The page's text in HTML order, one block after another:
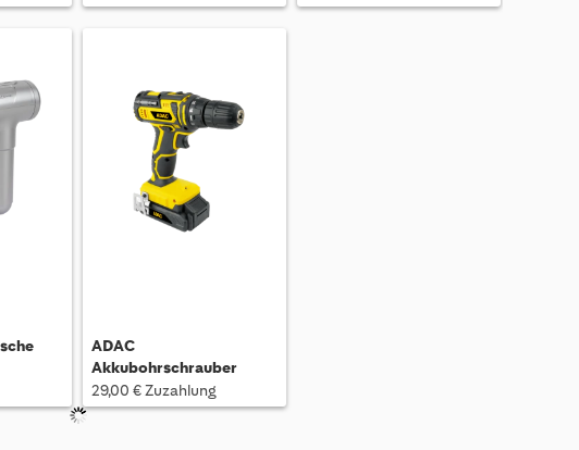
ADAC
Akkubohrschrauber
29,00 € Zuzahlung